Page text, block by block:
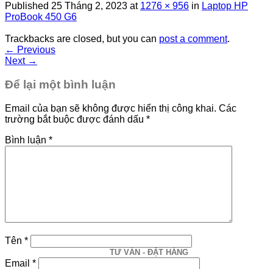
TƯ VẤN - ĐẶT HÀNG
Published 25 Tháng 2, 2023 at 1276 × 956 in Laptop HP
ProBook 450 G6
Trackbacks are closed, but you can post a comment.
← Previous
Next →
Để lại một bình luận
Email của bạn sẽ không được hiển thị công khai. Các
trường bắt buộc được đánh dấu *
Bình luận *
Tên *
Email *